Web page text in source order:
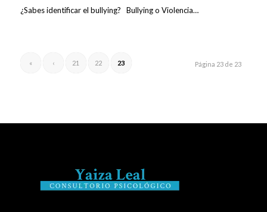
¿Sabes identificar el bullying? Bullying o Violencia…
Página 23 de 23
« ‹ 21 22 23